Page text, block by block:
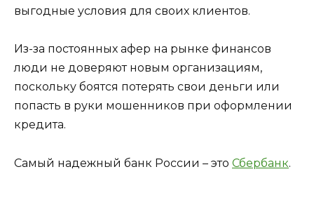
выгодные условия для своих клиентов.
Из-за постоянных афер на рынке финансов
люди не доверяют новым организациям,
поскольку боятся потерять свои деньги или
попасть в руки мошенников при оформлении
кредита.
Самый надежный банк России – это Сбербанк.